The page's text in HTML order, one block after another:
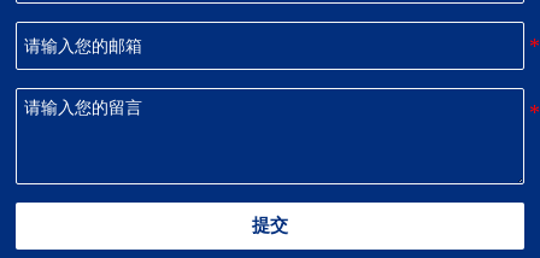
提交